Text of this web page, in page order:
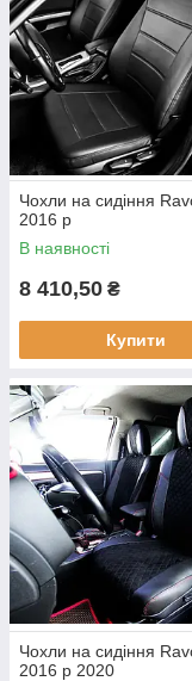
Чохли на сидіння
2016 р
В наявності
8 410,50 ₴
Купити
Чохли на сидіння
2016 р 2020